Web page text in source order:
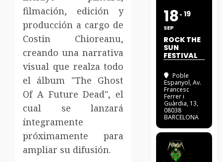
filmación, edición y
producción a cargo de
Costin Chioreanu,
creando una narrativa
visual que realza todo
el álbum "The Ghost
Of A Future Dead", el
cual se lanzará
íntegramente
próximamente para
ampliar su difusión.
18
SEP
19
ROCK THE
SUN
FESTIVAL
Poble
Espanyol, Av.
Francesc
Ferrer i
Guàrdia, 13,
08038
BARCELONA